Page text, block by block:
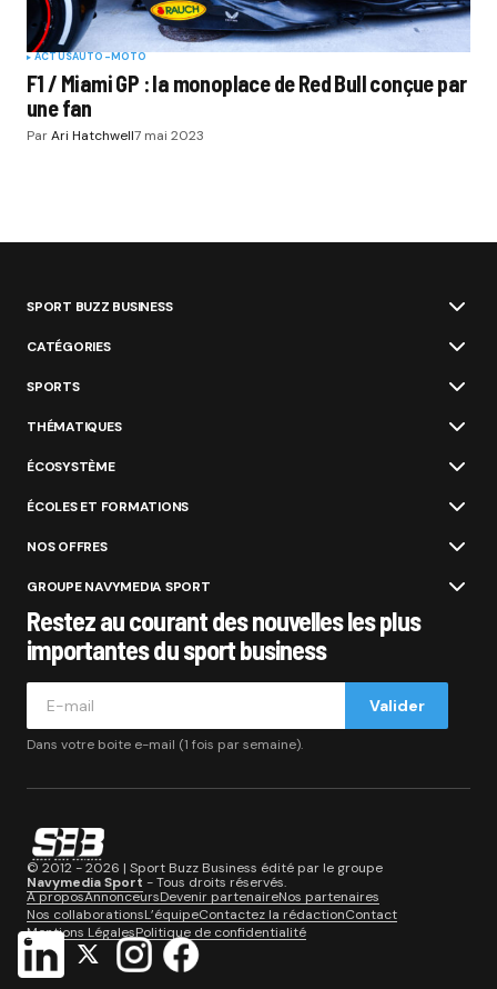
ACTUSAUTO-MOTO
F1 / Miami GP : la monoplace de Red Bull conçue par
une fan
ParAri Hatchwell7 mai 2023
SPORT BUZZ BUSINESS
CATÉGORIES
SPORTS
THÉMATIQUES
ÉCOSYSTÈME
ÉCOLES ET FORMATIONS
NOS OFFRES
GROUPE NAVYMEDIA SPORT
Restez au courant des nouvelles les plus
importantes du sport business
Valider
Dans votre boite e-mail (1 fois par semaine).
© 2012 - 2026 | Sport Buzz Business édité par le groupe
Navymedia Sport - Tous droits réservés.
A proposAnnonceursDevenir partenaireNos partenaires
Nos collaborationsL’équipeContactez la rédactionContact
Mentions LégalesPolitique de confidentialité